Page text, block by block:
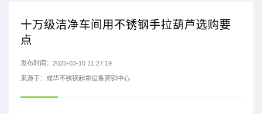
十万级洁净车间用不锈钢手拉葫芦选购要
点
发布时间：2025-03-10 11:27:19
来源于：成华不锈钢起重设备营销中心